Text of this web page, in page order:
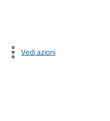
Vedi azioni